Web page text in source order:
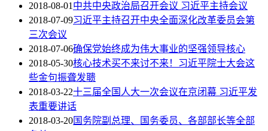
2018-08-01中共中央政治局召开会议 习近平主持会议
2018-07-09习近平主持召开中央全面深化改革委员会第
三次会议
2018-07-06确保党始终成为伟大事业的坚强领导核心
2018-05-30核心技术买不来讨不来！习近平院士大会这
些金句振聋发聩
2018-03-22十三届全国人大一次会议在京闭幕 习近平发
表重要讲话
2018-03-20国务院副总理、国务委员、各部部长等全部